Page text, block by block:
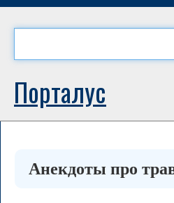
Порталус
Анекдоты про